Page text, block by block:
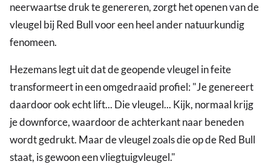
neerwaartse druk te genereren, zorgt het openen van de
vleugel bij Red Bull voor een heel ander natuurkundig
fenomeen.
Hezemans legt uit dat de geopende vleugel in feite
transformeert in een omgedraaid profiel: "Je genereert
daardoor ook echt lift... Die vleugel... Kijk, normaal krijg
je downforce, waardoor de achterkant naar beneden
wordt gedrukt. Maar de vleugel zoals die op de Red Bull
staat, is gewoon een vliegtuigvleugel."